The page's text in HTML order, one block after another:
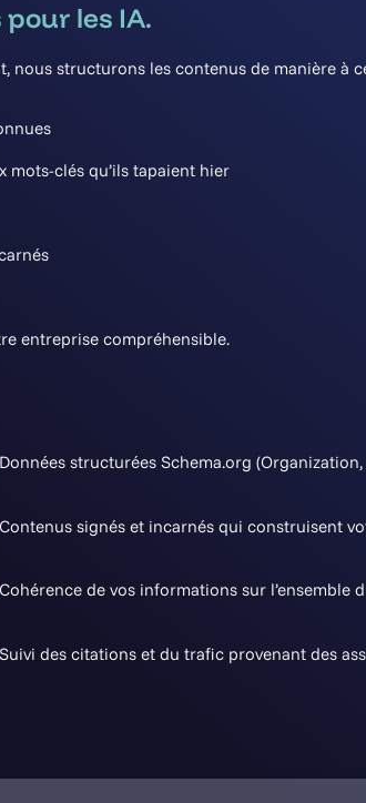
les IA.
nous structurons les contenus de manière à
mots-clés qu’ils tapaient hier
entreprise compréhensible.
Données structurées Schema.org (Organization,
Contenus signés et incarnés qui construisent
Cohérence de vos informations sur l’ensemble
Suivi des citations et du trafic provenant des